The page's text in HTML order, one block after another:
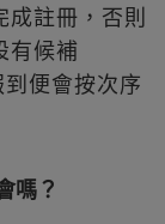
成註冊，否則
有候補
便會按次序
嗎？